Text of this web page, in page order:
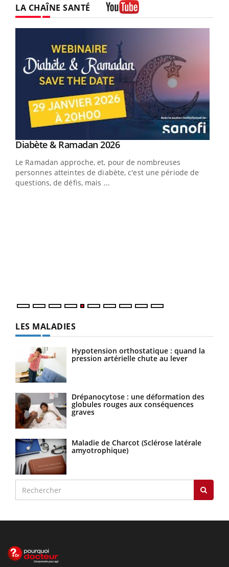
LA CHAÎNE SANTÉ
Youtube
Diabète & Ramadan 2026Youtube
Le Ramadan approche, et, pour de nombreuses
personnes atteintes de diabète, c'est une période de
questions, de défis, mais ...
LES MALADIES
Hypotension orthostatique : quand la
pression artérielle chute au lever
Drépanocytose : une déformation des
globules rouges aux conséquences
graves
Maladie de Charcot (Sclérose latérale
amyotrophique)